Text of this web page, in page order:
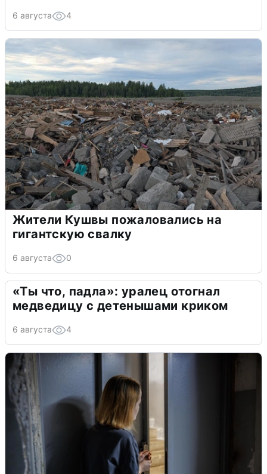
6 августа 4
Жители Кушвы пожаловались на
гигантскую свалку
6 августа 0
«Ты что, падла»: уралец отогнал
медведицу с детенышами криком
6 августа 4